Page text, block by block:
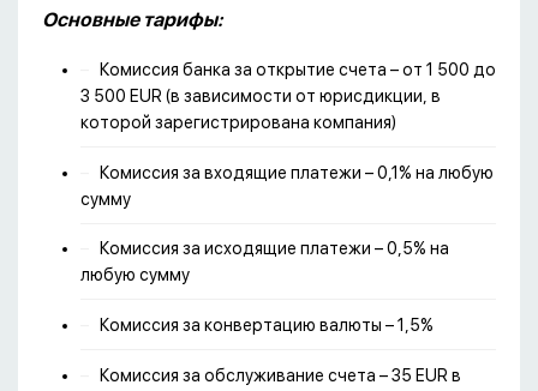
Основные тарифы:
Комиссия банка за открытие счета – от 1 500 до
3 500 EUR (в зависимости от юрисдикции, в
которой зарегистрирована компания)
Комиссия за входящие платежи – 0,1% на любую
сумму
Комиссия за исходящие платежи – 0,5% на
любую сумму
Комиссия за конвертацию валюты – 1,5%
Комиссия за обслуживание счета – 35 EUR в